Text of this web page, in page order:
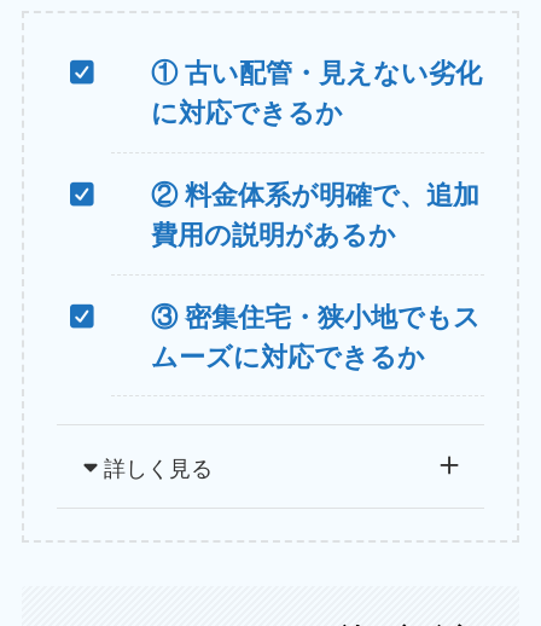
① 古い配管・見えない劣化
に対応できるか
② 料金体系が明確で、追加
費用の説明があるか
③ 密集住宅・狭小地でもス
ムーズに対応できるか
詳しく見る